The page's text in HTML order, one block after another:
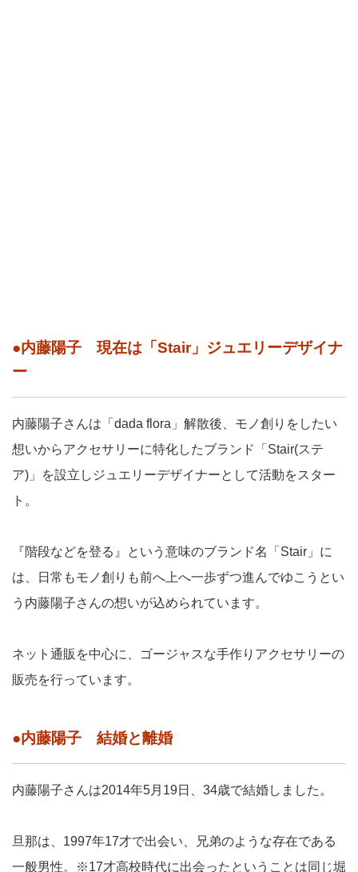
●内藤陽子 現在は「Stair」ジュエリーデザイナ
ー
内藤陽子さんは「dada flora」解散後、モノ創りをしたい
想いからアクセサリーに特化したブランド「Stair(ステ
ア)」を設立しジュエリーデザイナーとして活動をスター
ト。
『階段などを登る』という意味のブランド名「Stair」に
は、日常もモノ創りも前へ上へ一歩ずつ進んでゆこうとい
う内藤陽子さんの想いが込められています。
ネット通販を中心に、ゴージャスな手作りアクセサリーの
販売を行っています。
●内藤陽子 結婚と離婚
内藤陽子さんは2014年5月19日、34歳で結婚しました。
旦那は、1997年17才で出会い、兄弟のような存在である
一般男性。※17才高校時代に出会ったということは同じ堀